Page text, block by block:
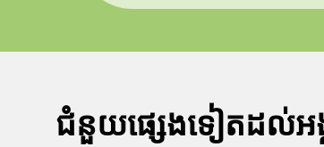
ជំនួយផ្សេងទៀតដល់អង្គ